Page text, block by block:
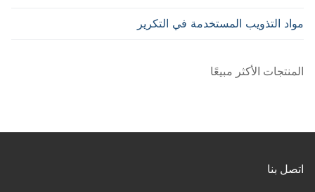
مواد التذويب المستخدمة في التكرير
المنتجات الأكثر مبيعًا
اتصل بنا